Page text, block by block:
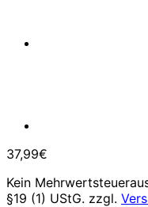
37,99€
Kein
§19 (1) UStG. zzgl.